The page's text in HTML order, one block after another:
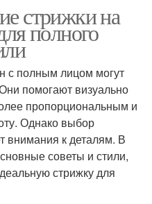
стрижки на
полного
с полным лицом могут
помогают визуально
пропорциональным и
Однако выбор
внимания к деталям. В
советы и стили,
стрижку для